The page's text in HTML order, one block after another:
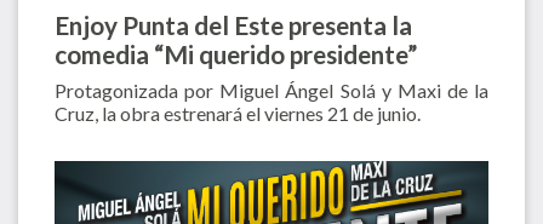
Enjoy Punta del Este presenta la
comedia “Mi querido presidente”
Protagonizada por Miguel Ángel Solá y Maxi de la
Cruz, la obra estrenará el viernes 21 de junio.